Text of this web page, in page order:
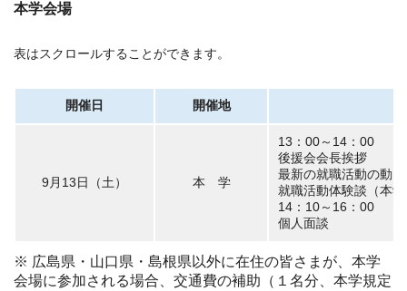
本学会場
表はスクロールすることができます。
開催日 開催地
9月13日（土） 本 学
13：00～14：00
後援会会長挨拶
最新の就職活動の動
就職活動体験談（本
14：10～16：00
個人
※ 広島県・山口県・島根県以外に在住の皆さまが、本学
会場に参加される場合、交通費の補助（１名分、本学規定